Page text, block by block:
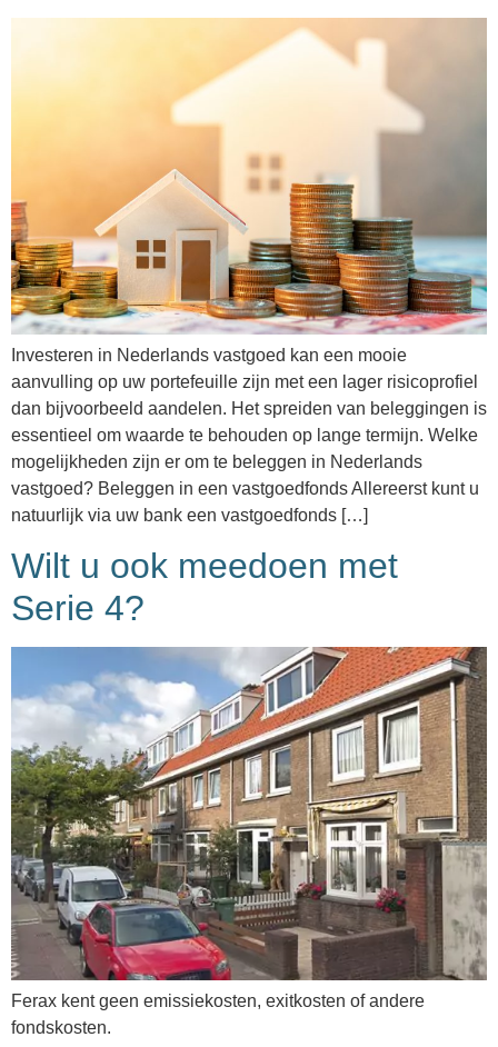
Investeren in Nederlands vastgoed kan een mooie
aanvulling op uw portefeuille zijn met een lager risicoprofiel
dan bijvoorbeeld aandelen. Het spreiden van beleggingen is
essentieel om waarde te behouden op lange termijn. Welke
mogelijkheden zijn er om te beleggen in Nederlands
vastgoed? Beleggen in een vastgoedfonds Allereerst kunt u
natuurlijk via uw bank een vastgoedfonds […]
Wilt u ook meedoen met
Serie 4?
Ferax kent geen emissiekosten, exitkosten of andere
fondskosten.